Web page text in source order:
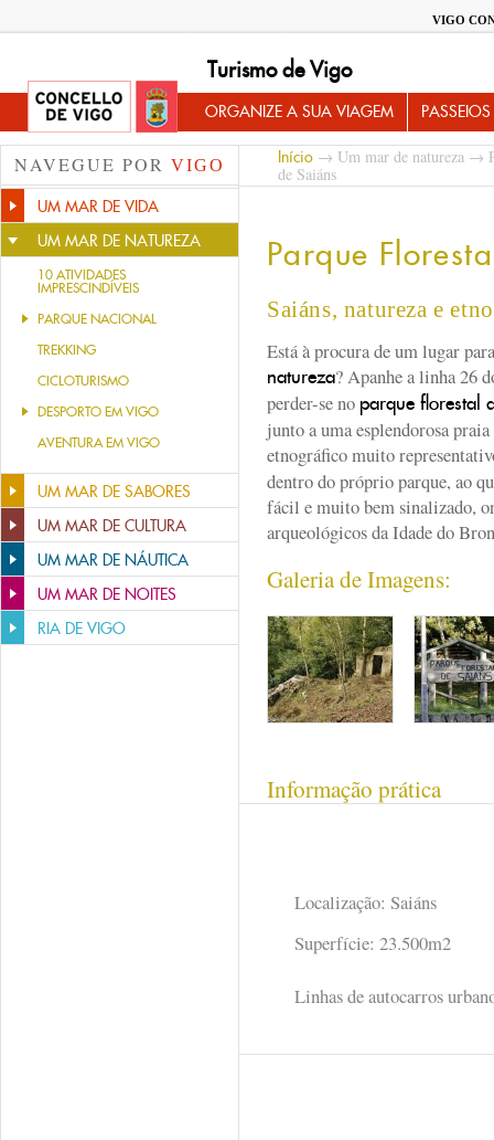
VIGO
Turismo de Vigo
ORGANIZE A SUA VIAGEM
NAVEGUE POR VIGO
UM MAR DE VIDA
UM MAR DE NATUREZA
10 ATIVIDADES
IMPRESCINDÍVEIS
PARQUE NACIONAL
TREKKING
CICLOTURISMO
DESPORTO EM VIGO
AVENTURA EM VIGO
UM MAR DE SABORES
UM MAR DE CULTURA
UM MAR DE NÁUTICA
UM MAR DE NOITES
RIA DE VIGO
Início → Um mar de natureza →
de Saiáns
Parque
Saiáns, natureza e
Está à procura de um lugar
natureza? Apanhe a linha 26
perder-se no parque florestal
junto a uma esplendorosa
etnográfico muito
dentro do próprio parque, ao
fácil e muito bem sinalizado,
arqueológicos da Idade do
Galeria de Imagens:
Informação prática
Localização: Saiáns
Superfície: 23.500m2
Linhas de autocarros